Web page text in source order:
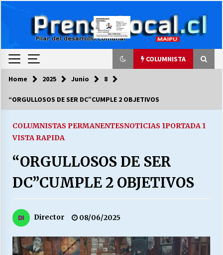
COLUMNISTA
COLUMNISTA
cuándo van a bajar?
LA DC POR SIEMPRE.RECORDANDO 69 AÑOS DE
HISTORIA
28/07/2026
CUMPLEAÑOS 69
MUNICIPALIDAD, TRABAJADORES, CLIMA
Home 2025 Junio 8
“ORGULLOSOS DE SER DC”CUMPLE 2 OBJETIVOS
COLUMNISTAS PERMANENTESNOTICIAS 1PORTADA 1
VISTA RAPIDA
“ORGULLOSOS DE SER
DC”CUMPLE 2 OBJETIVOS
Director 08/06/2025